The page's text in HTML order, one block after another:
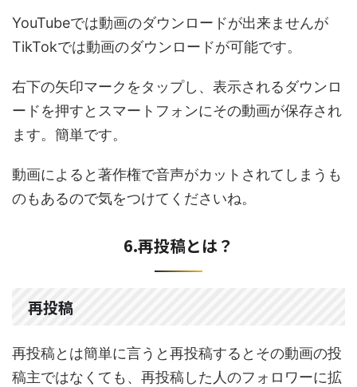
YouTubeでは動画のダウンロードが出来ませんが
TikTokでは動画のダウンロードが可能です。
右下の矢印マークをタップし、表示されるダウンロ
ードを押すとスマートフォンにその動画が保存され
ます。簡単です。
動画によると著作権で音声がカットされてしまうも
のもあるので気をつけてくださいね。
6.再投稿とは？
再投稿
再投稿とは簡単に言うと再投稿するとその動画の投
稿主ではなくても、再投稿した人のフォロワーに拡